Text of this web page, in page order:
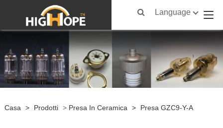
Language
Casa > Prodotti > Presa In Ceramica > Presa GZC9-Y-A